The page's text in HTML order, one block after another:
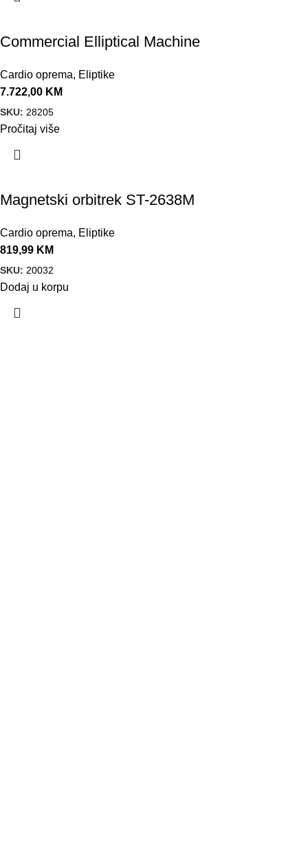
Commercial Elliptical Machine
Cardio oprema, Eliptike
7.722,00 KM
SKU: 28205
Pročitaj više
Magnetski orbitrek ST-2638M
Cardio oprema, Eliptike
819,99 KM
SKU: 20032
Dodaj u korpu